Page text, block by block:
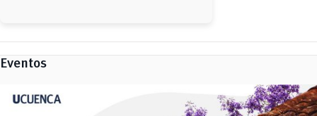
Eventos